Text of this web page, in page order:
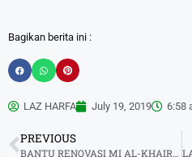
Bagikan berita ini :
LAZ HARFA July 19, 2019 6:58
PREVIOUS
BANTU RENOVASI MI AL-KHAIRIYAH DI PELOSOK BARAT PULAU JAWA